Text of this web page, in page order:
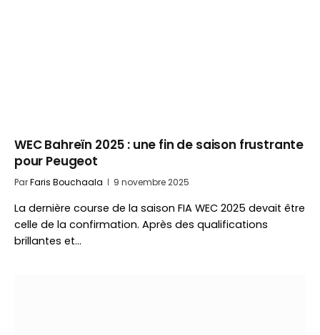
WEC Bahreïn 2025 : une fin de saison frustrante
pour Peugeot
ParFaris Bouchaala 9 novembre 2025
La dernière course de la saison FIA WEC 2025 devait être
celle de la confirmation. Après des qualifications
brillantes et…